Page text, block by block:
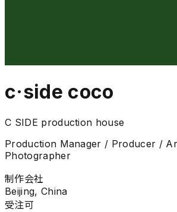
c·side coco
C SIDE production house
Production Manager / Producer /
Photographer
制作会社
Beijing, China
受注可